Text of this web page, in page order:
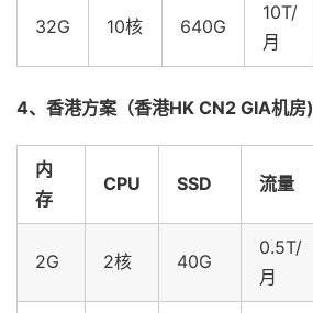
32G 10核 640G
10T/
月
4、香港方案（香港HK CN2 GIA机房)
内
存
CPU SSD 流量
2G 2核 40G
0.5T/
月